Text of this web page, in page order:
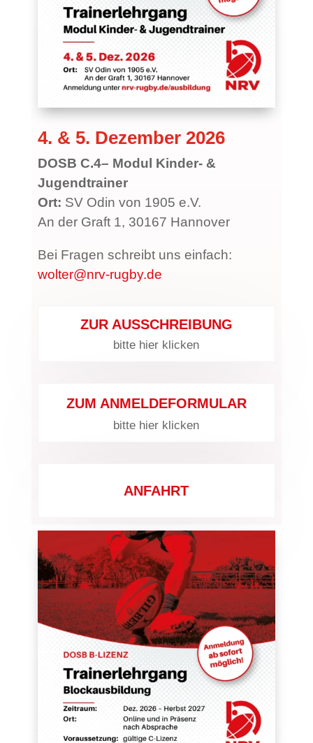
4. & 5. Dezember 2026
DOSB C.4– Modul Kinder- &
Jugendtrainer
Ort: SV Odin von 1905 e.V.
An der Graft 1, 30167 Hannover
Bei Fragen schreibt uns einfach:
wolter@nrv-rugby.de
ZUR AUSSCHREIBUNG
bitte hier klicken
ZUM ANMELDEFORMULAR
bitte hier klicken
ANFAHRT